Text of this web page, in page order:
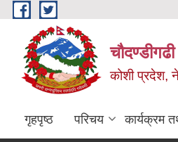
Skip to main content
कोशी प्रदेश,
गृहपृष्ठ परिचय कार्यक्रम